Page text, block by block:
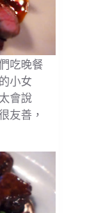
吃晚餐
小女
會說
友善，